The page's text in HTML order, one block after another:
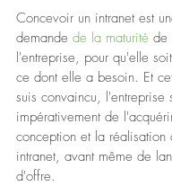
Concevoir un intranet est
demande de la maturité de
l'entreprise, pour qu'elle
ce dont elle a besoin. Et
suis convaincu, l'entreprise
impérativement de
conception et la réalisation
intranet, avant même de
d'offre.